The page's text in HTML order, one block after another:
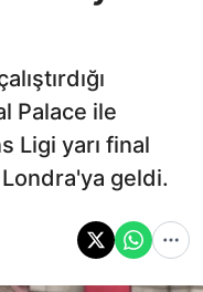
Palace ile
Ligi yarı final
geldi.